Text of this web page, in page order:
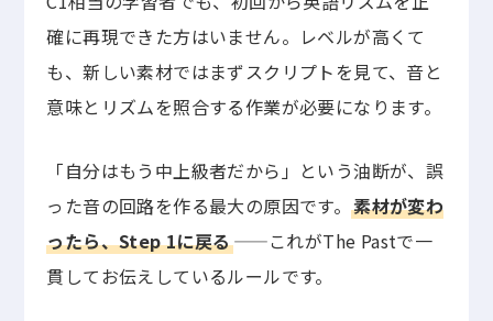
確に再現できた方はいません。レベルが高くて
も、新しい素材ではまずスクリプトを見て、音と
意味とリズムを照合する作業が必要になります。
「自分はもう中上級者だから」という油断が、誤
った音の回路を作る最大の原因です。素材が変わ
ったら、Step 1に戻る——これがThe Pastで一
貫してお伝えしているルールです。